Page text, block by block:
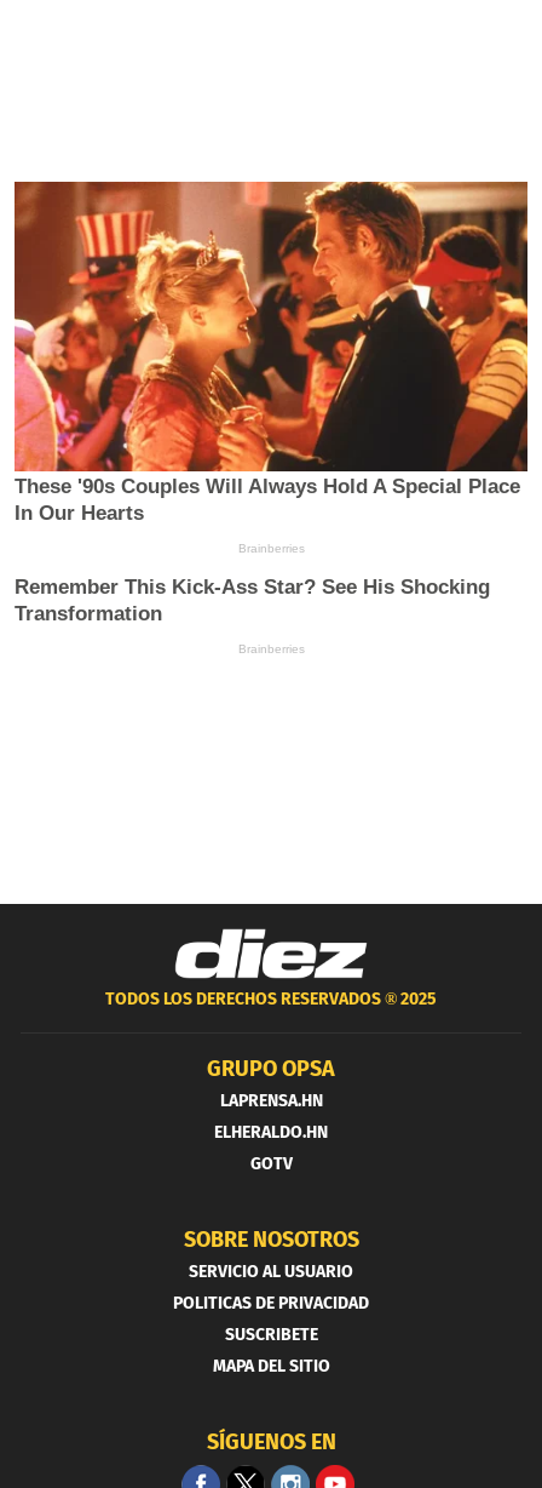
TODOS LOS DERECHOS RESERVADOS ®2025
GRUPO OPSA
LAPRENSA.HN
ELHERALDO.HN
GOTV
SOBRE NOSOTROS
SERVICIO AL USUARIO
POLITICAS DE PRIVACIDAD
SUSCRIBETE
MAPA DEL SITIO
SÍGUENOS EN